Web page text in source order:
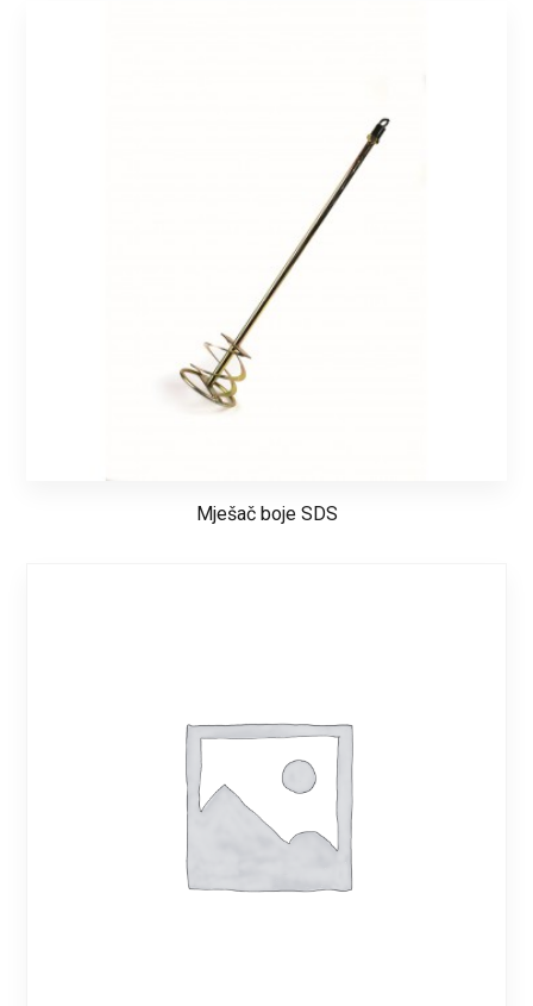
Mješač boje SDS